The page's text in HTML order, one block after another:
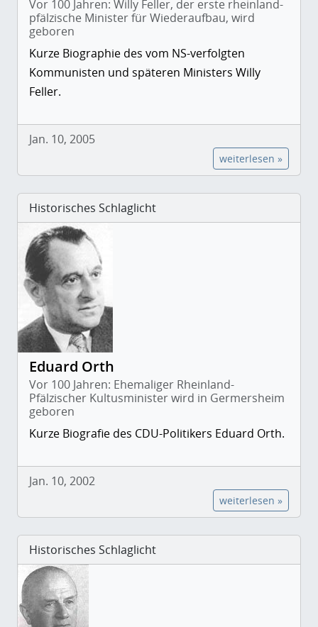
Vor 100 Jahren: Willy Feller, der erste rheinland-
pfälzische Minister für Wiederaufbau, wird
geboren
Kurze Biographie des vom NS-verfolgten
Kommunisten und späteren Ministers Willy
Feller.
Jan. 10, 2005
weiterlesen »
Historisches Schlaglicht
Eduard Orth
Vor 100 Jahren: Ehemaliger Rheinland-
Pfälzischer Kultusminister wird in Germersheim
geboren
Kurze Biografie des CDU-Politikers Eduard Orth.
Jan. 10, 2002
weiterlesen »
Historisches Schlaglicht